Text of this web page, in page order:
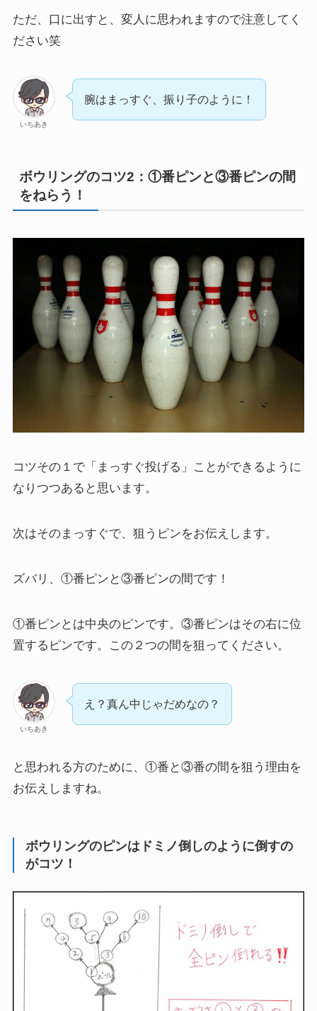
ただ、口に出すと、変人に思われますので注意してく
ださい笑
いちあき
腕はまっすぐ、振り子のように！
ボウリングのコツ2：①番ピンと③番ピンの間
をねらう！
コツその１で「まっすぐ投げる」ことができるように
なりつつあると思います。
次はそのまっすぐで、狙うピンをお伝えします。
ズバリ、①番ピンと③番ピンの間です！
①番ピンとは中央のピンです。③番ピンはその右に位
置するピンです。この２つの間を狙ってください。
いちあき
え？真ん中じゃだめなの？
と思われる方のために、①番と③番の間を狙う理由を
お伝えしますね。
ボウリングのピンはドミノ倒しのように倒すの
がコツ！